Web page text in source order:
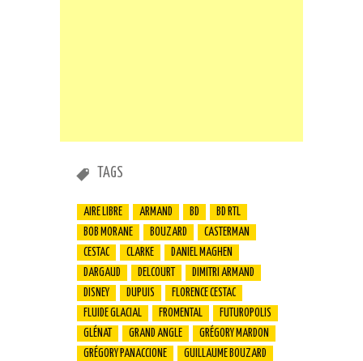
TAGS
AIRE LIBRE ARMAND BD
BD RTL
BOB MORANE
BOUZARD
CASTERMAN
CESTAC
CLARKE
DANIEL MAGHEN
DARGAUD
DELCOURT
DIMITRI ARMAND
DISNEY
DUPUIS
FLORENCE CESTAC
FLUIDE GLACIAL
FROMENTAL
FUTUROPOLIS
GLÉNAT
GRAND ANGLE
GRÉGORY MARDON
GRÉGORY PANACCIONE
GUILLAUME BOUZARD